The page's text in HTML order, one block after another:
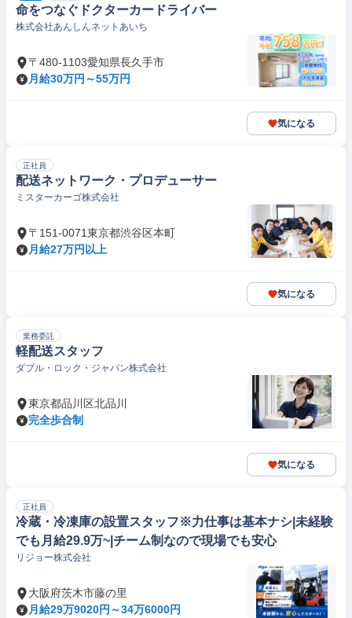
命をつなぐドクターカードライバー
株式会社あんしんネットあいち
〒480-1103愛知県長久手市
月給30万円～55万円
気になる
正社員
配送ネットワーク・プロデューサー
ミスターカーゴ株式会社
〒151-0071東京都渋谷区本町
月給27万円以上
気になる
業務委託
軽配送スタッフ
ダブル・ロック・ジャパン株式会社
東京都品川区北品川
完全歩合制
気になる
正社員
冷蔵・冷凍庫の設置スタッフ※力仕事は基本ナシ|未経験
でも月給29.9万~|チーム制なので現場でも安心
リジョー株式会社
大阪府茨木市藤の里
月給29万9020円～34万6000円